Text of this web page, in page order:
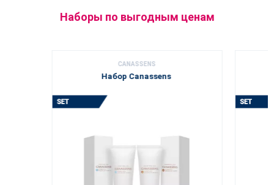
Наборы по выгодным ценам
CANASSENS
Набор Canassens